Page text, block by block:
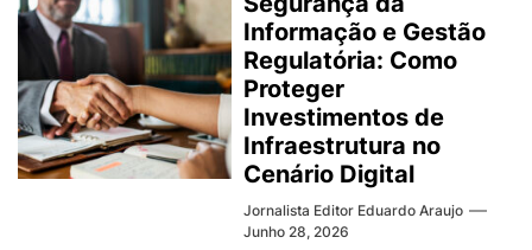
Informação e Gestão
Regulatória: Como
Proteger
Investimentos de
Infraestrutura no
Cenário Digital
Jornalista Editor Eduardo Araujo
Junho 28, 2026